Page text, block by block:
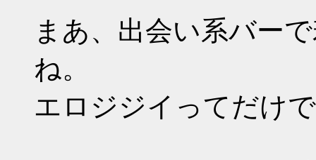
まあ、出会い系バー
ね。
エロジジイってだけ